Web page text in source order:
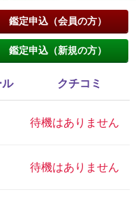
鑑定申込（会員の方）
鑑定申込（新規の方）
クチコミ
待機はありません
待機はありません